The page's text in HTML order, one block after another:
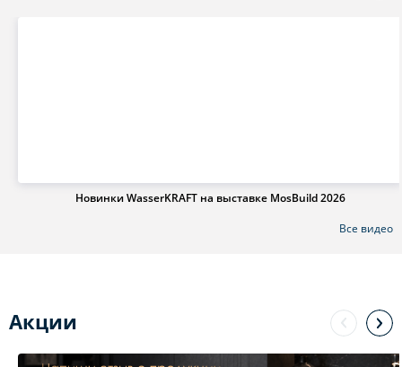
Новинки WasserKRAFT на выставке MosBuild 2026
Все видео
Акции